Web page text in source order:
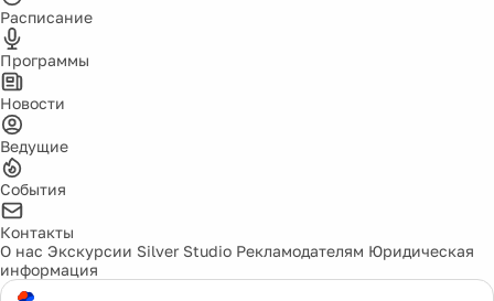
Расписание
Программы
Новости
Ведущие
События
Контакты
О нас Экскурсии Silver Studio Рекламодателям Юридическая
информация